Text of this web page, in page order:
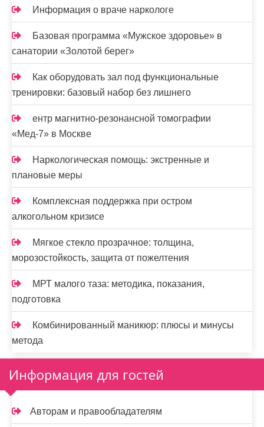
Информация о враче наркологе
Базовая программа «Мужское здоровье» в
санатории «Золотой берег»
Как оборудовать зал под функциональные
тренировки: базовый набор без лишнего
ентр магнитно-резонансной томографии
«Мед-7» в Москве
Наркологическая помощь: экстренные и
плановые меры
Комплексная поддержка при остром
алкогольном кризисе
Мягкое стекло прозрачное: толщина,
морозостойкость, защита от пожелтения
МРТ малого таза: методика, показания,
подготовка
Комбинированный маникюр: плюсы и минусы
метода
Информация для гостей
Авторам и правообладателям